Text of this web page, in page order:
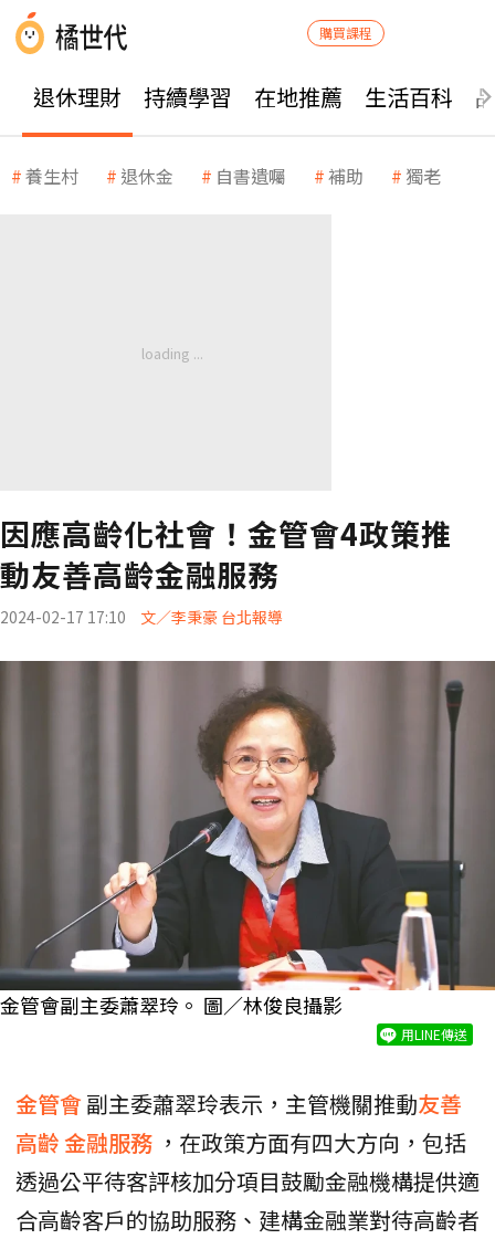
購買課程
退休理財 持續學習 在地推薦 生活百科
養生村 退休金 自書遺囑 補助 獨老
因應高齡化社會！金管會4政策推
動友善高齡金融服務
2024-02-17 17:10 文／李秉豪 台北報導
金管會副主委蕭翠玲。 圖／林俊良攝影
用LINE傳送
金管會副主委蕭翠玲表示，主管機關推動友善
高齡金融服務 ，在政策方面有四大方向，包括
透過公平待客評核加分項目鼓勵金融機構提供適
合高齡客戶的協助服務、建構金融業對待高齡者